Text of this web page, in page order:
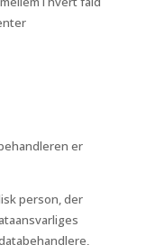
er
person, der